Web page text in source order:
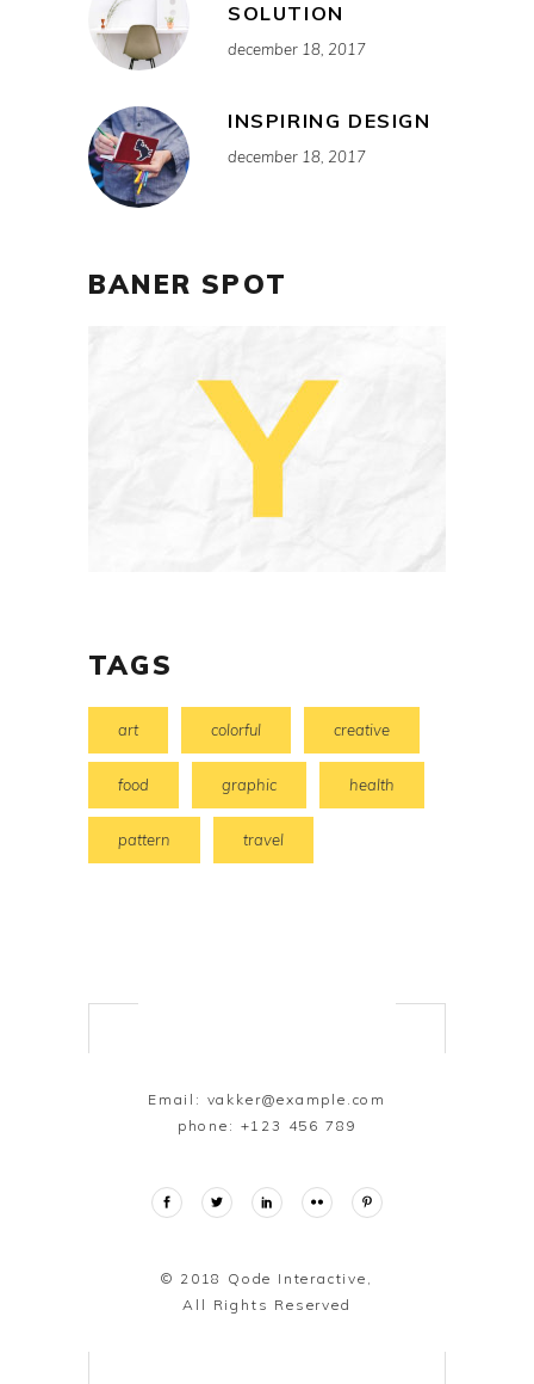
SOLUTION
december 18, 2017
INSPIRING DESIGN
december 18, 2017
BANER SPOT
TAGS
art colorful creative
food graphic health
pattern travel
Email: vakker@example.com
phone: +123 456 789
© 2018 Qode Interactive,
All Rights Reserved